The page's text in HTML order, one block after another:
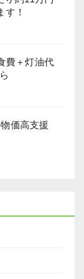
す！
費＋灯油代
価高支援